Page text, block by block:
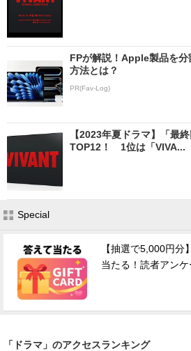
FPが解説！Apple製品を分
方法とは？
PR(Fav-Log)
【2023年夏ドラマ】「最
TOP12！ 1位は「VIVA...
Special
【抽選で5,000円分
当たる！読者アン
「ドラマ」のアクセスランキング